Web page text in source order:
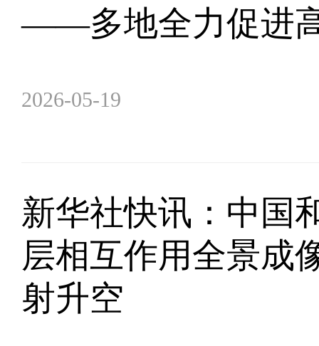
——多地全力促进
2026-05-19
新华社快讯：中国
层相互作用全景成
射升空